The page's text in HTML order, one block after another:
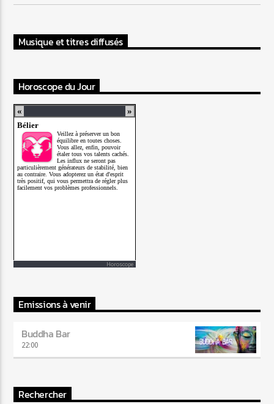
Musique et titres diffusés
Horoscope du Jour
Horoscope
Emissions à venir
Buddha Bar
22:00
Rechercher